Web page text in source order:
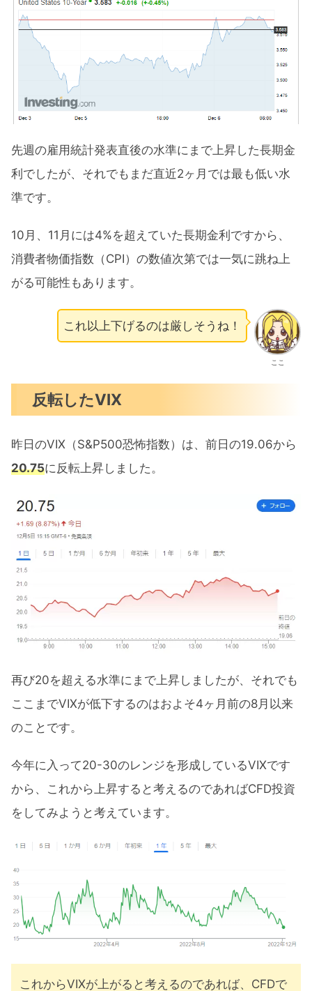
先週の雇用統計発表直後の水準にまで上昇した長期金
利でしたが、それでもまだ直近2ヶ月では最も低い水
準です。
10月、11月には4%を超えていた長期金利ですから、
消費者物価指数（CPI）の数値次第では一気に跳ね上
がる可能性もあります。
ここ
これ以上下げるのは厳しそうね！
反転したVIX
昨日のVIX（S&P500恐怖指数）は、前日の19.06から
20.75に反転上昇しました。
再び20を超える水準にまで上昇しましたが、それでも
ここまでVIXが低下するのはおよそ4ヶ月前の8月以来
のことです。
今年に入って20-30のレンジを形成しているVIXです
から、これから上昇すると考えるのであればCFD投資
をしてみようと考えています。
これからVIXが上がると考えるのであれば、CFDで